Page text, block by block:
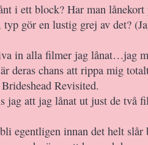
i ett block? Har man
gör en lustig grej av det?
in alla filmer jag lånat…jag
deras chans att rippa mig
Revisited.
jag att jag lånat ut just de två
egentligen innan det helt slår